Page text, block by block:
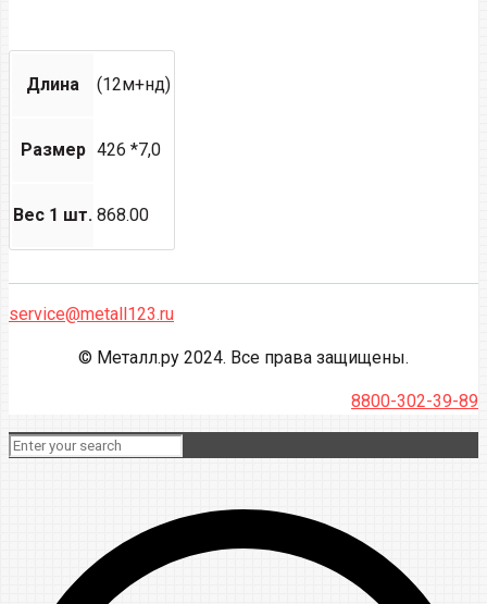
Длина (12м+нд)
Размер 426 *7,0
Вес 1 шт. 868.00
service@metall123.ru
© Металл.ру 2024. Все права защищены.
8800-302-39-89